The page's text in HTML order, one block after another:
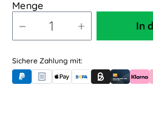
Menge
In
Sichere Zahlung mit:
PayPalRechnungskauf (für
Apple PayBanküberweisung